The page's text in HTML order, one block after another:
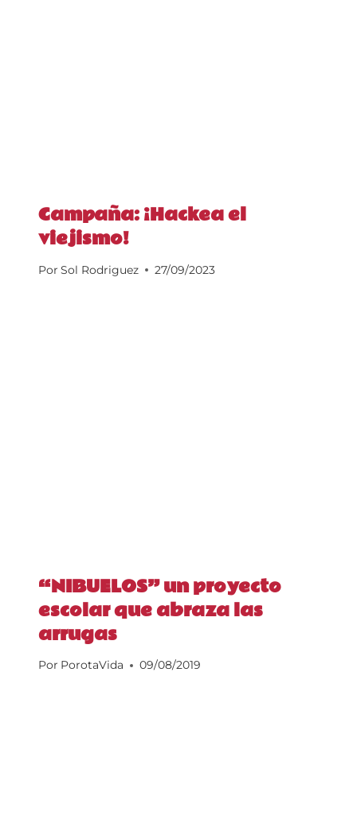
Campaña: ¡Hackea el
viejismo!
Por Sol Rodriguez 27/09/2023
“NIBUELOS” un proyecto
escolar que abraza las
arrugas
Por PorotaVida 09/08/2019